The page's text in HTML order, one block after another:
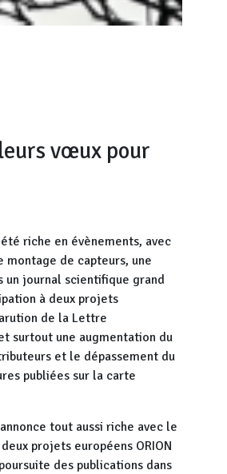
vœux pour
été riche en évènements, avec
montage de capteurs, une
un journal scientifique grand
à deux projets
de la Lettre
surtout une augmentation du
et le dépassement du
publiées sur la carte
tout aussi riche avec le
projets européens ORION
des publications dans